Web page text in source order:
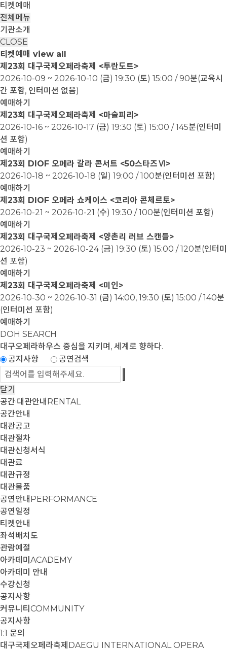
티켓예매
전체메뉴
기관소개
CLOSE
티켓예매 view all
제23회 대구국제오페라축제 <투란도트>
2026-10-09 ~ 2026-10-10 (금) 19:30 (토) 15:00 / 90분(교육시
간 포함, 인터미션 없음)
예매하기
제23회 대구국제오페라축제 <마술피리>
2026-10-16 ~ 2026-10-17 (금) 19:30 (토) 15:00 / 145분(인터미
션 포함)
예매하기
제23회 DIOF 오페라 갈라 콘서트 <50스타즈Ⅵ>
2026-10-18 ~ 2026-10-18 (일) 19:00 / 100분(인터미션 포함)
예매하기
제23회 DIOF 오페라 쇼케이스 <코리아 콘체르토>
2026-10-21 ~ 2026-10-21 (수) 19:30 / 100분(인터미션 포함)
예매하기
제23회 대구국제오페라축제 <양촌리 러브 스캔들>
2026-10-23 ~ 2026-10-24 (금) 19:30 (토) 15:00 / 120분(인터미
션 포함)
예매하기
제23회 대구국제오페라축제 <미인>
2026-10-30 ~ 2026-10-31 (금) 14:00, 19:30 (토) 15:00 / 140분
(인터미션 포함)
예매하기
DOH SEARCH
대구오페라하우스 중심을 지키며, 세계로 향하다.
공지사항
공연검색
닫기
공간·대관안내 RENTAL
공간안내
대관공고
대관절차
대관신청서식
대관료
대관규정
대관물품
공연안내 PERFORMANCE
공연일정
티켓안내
좌석배치도
관람예절
아카데미 ACADEMY
아카데미 안내
수강신청
공지사항
커뮤니티 COMMUNITY
공지사항
1:1 문의
대구국제오페라축제 DAEGU INTERNATIONAL OPERA